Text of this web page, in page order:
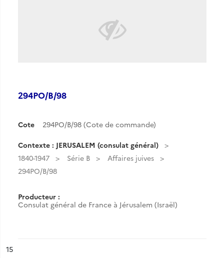
294PO/B/98
Cote 294PO/B/98 (Cote de commande)
Contexte : JERUSALEM (consulat général)
1840-1947
Série B
Affaires juives
294PO/B/98
Producteur :
Consulat général de France à Jérusalem (Israël)
n°
15